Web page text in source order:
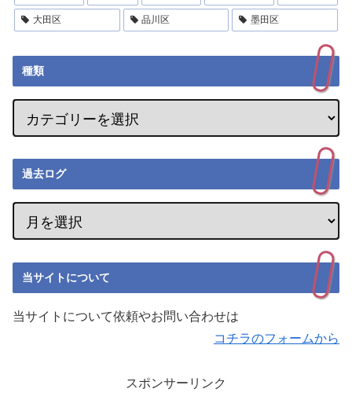
大田区 品川区 墨田区
種類
過去ログ
当サイトについて
当サイトについて依頼やお問い合わせは
コチラのフォームから
スポンサーリンク